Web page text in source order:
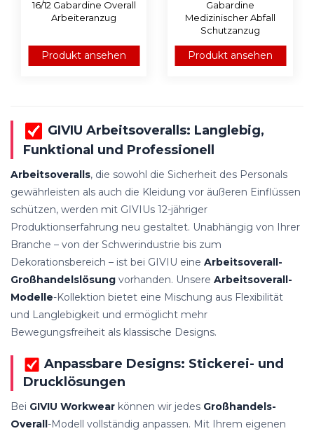
16/12 Gabardine Overall
Arbeiteranzug
Produkt ansehen
Gabardine
Medizinischer Abfall
Schutzanzug
Produkt ansehen
GIVIU Arbeitsoveralls: Langlebig,
Funktional und Professionell
Arbeitsoveralls, die sowohl die Sicherheit des Personals
gewährleisten als auch die Kleidung vor äußeren Einflüssen
schützen, werden mit GIVIUs 12-jähriger
Produktionserfahrung neu gestaltet. Unabhängig von Ihrer
Branche – von der Schwerindustrie bis zum
Dekorationsbereich – ist bei GIVIU eine Arbeitsoverall-
Großhandelslösung vorhanden. Unsere Arbeitsoverall-
Modelle-Kollektion bietet eine Mischung aus Flexibilität
und Langlebigkeit und ermöglicht mehr
Bewegungsfreiheit als klassische Designs.
Anpassbare Designs: Stickerei- und
Drucklösungen
Bei GIVIU Workwear können wir jedes Großhandels-
Overall-Modell vollständig anpassen. Mit Ihrem eigenen